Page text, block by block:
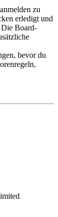
zu
erledigt und
Board-
bevor du